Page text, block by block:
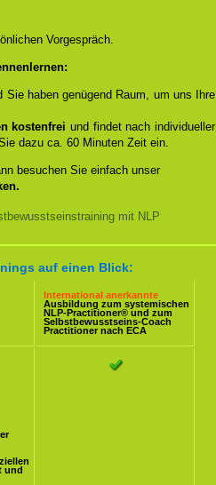
Vorgespräch.
haben genügend Raum, um uns Ihre
kostenfrei und findet nach individueller
dazu ca. 60 Minuten Zeit ein.
besuchen Sie einfach unser
mit NLP
auf einen Blick:
International anerkannte
Ausbildung zum systemischen
NLP-Practitioner® und zum
Selbstbewusstseins-Coach
Practitioner nach ECA
und